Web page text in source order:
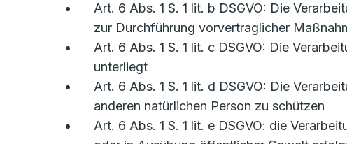
Art. 6 Abs. 1 S. 1 lit. b DSGVO: Die
zur Durchführung vorvertraglicher
Art. 6 Abs. 1 S. 1 lit. c DSGVO: Die
unterliegt
Art. 6 Abs. 1 S. 1 lit. d DSGVO: Die
anderen natürlichen Person zu schützen
Art. 6 Abs. 1 S. 1 lit. e DSGVO: die